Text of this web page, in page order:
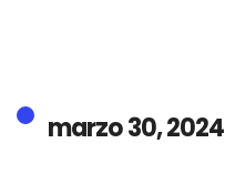
marzo 30, 2024